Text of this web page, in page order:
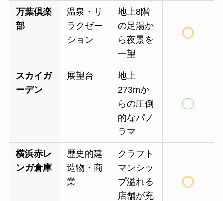
万葉倶楽
部
温泉・リ
ラクゼー
ション
地上8階
の足湯か
ら夜景を
一望
スカイガ
ーデン
展望台
地上
273mか
らの圧倒
的なパノ
ラマ
横浜赤レ
ンガ倉庫
歴史的建
造物・商
業
クラフト
マンシッ
プ溢れる
店舗が充